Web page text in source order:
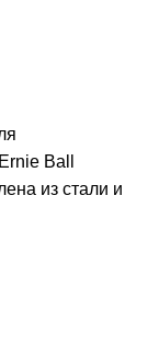
Ball
из стали и